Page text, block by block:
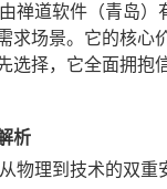
禅道软件（青岛）
求场景。它的核心
选择，它全面拥抱
析
物理到技术的双重